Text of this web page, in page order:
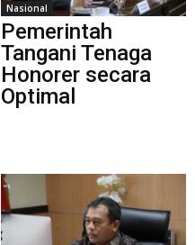
Nasional
Pemerintah
Tangani Tenaga
Honorer secara
Optimal